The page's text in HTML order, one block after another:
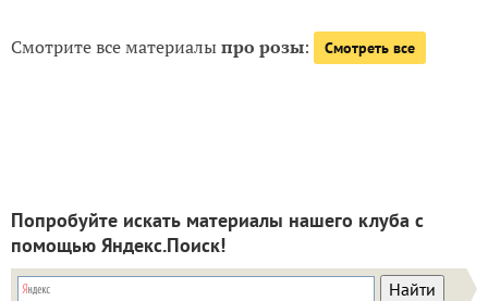
Смотрите все материалыпро розы: Смотреть все
Попробуйте искать материалы нашего клуба с
помощью Яндекс.Поиск!